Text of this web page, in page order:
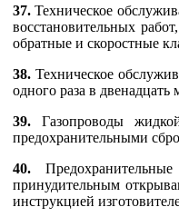
37. Техническое
восстановительных
обратные и скоростные
38. Техническое
одного раза в двенадцать
39. Газопроводы
предохранительными
40.
принудительным
инструкцией